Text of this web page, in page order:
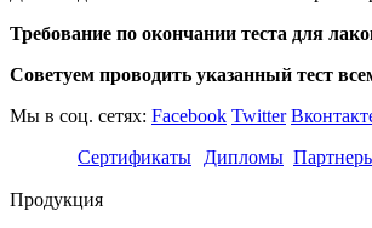
Требование по окончании теста для
Советуем проводить указанный тест
Мы в соц. сетях: Facebook Twitter
Сертификаты
Дипломы
Продукция